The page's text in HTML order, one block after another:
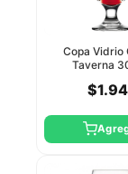
Copa Vidrio
Taverna